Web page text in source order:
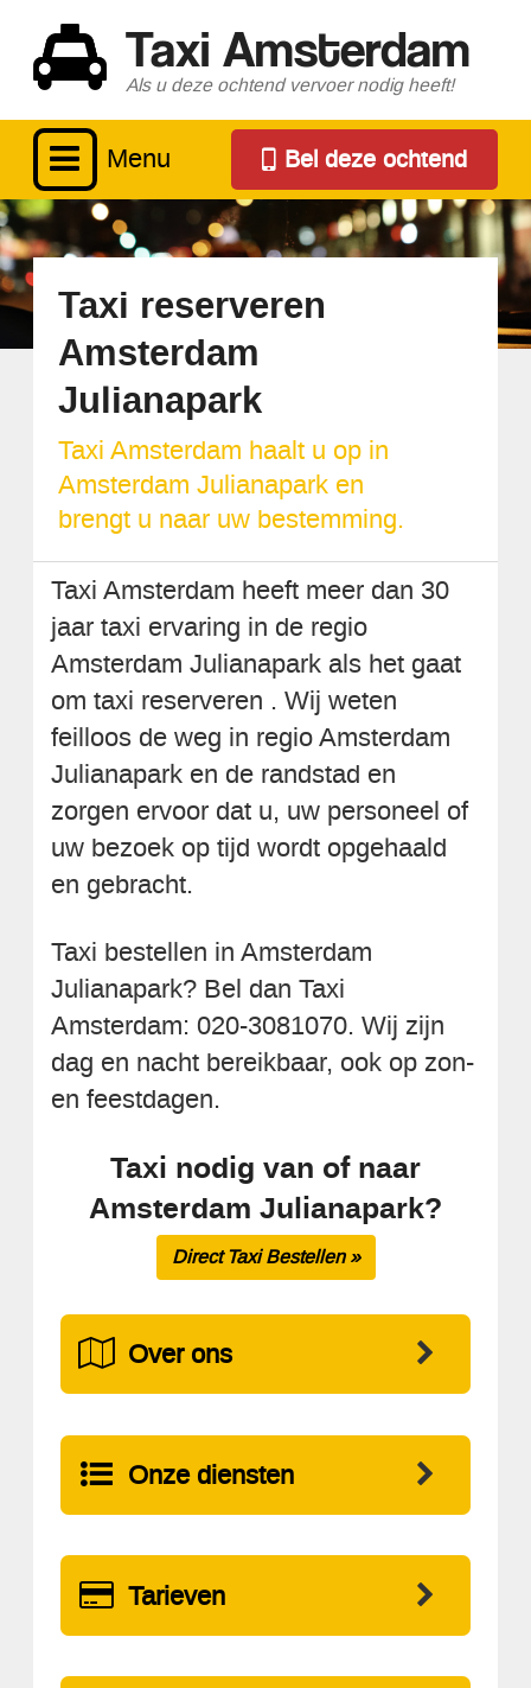
Taxi Amsterdam
Als u deze ochtend vervoer nodig heeft!
Menu Bel deze ochtend
Taxi reserveren
Amsterdam
Julianapark
Taxi Amsterdam haalt u op in
Amsterdam Julianapark en
brengt u naar uw bestemming.
Taxi Amsterdam heeft meer dan 30
jaar taxi ervaring in de regio
Amsterdam Julianapark als het gaat
om taxi reserveren . Wij weten
feilloos de weg in regio Amsterdam
Julianapark en de randstad en
zorgen ervoor dat u, uw personeel of
uw bezoek op tijd wordt opgehaald
en gebracht.
Taxi bestellen in Amsterdam
Julianapark? Bel dan Taxi
Amsterdam: 020-3081070. Wij zijn
dag en nacht bereikbaar, ook op zon-
en feestdagen.
Taxi nodig van of naar
Amsterdam Julianapark?
Direct Taxi Bestellen »
Over ons
Onze diensten
Tarieven